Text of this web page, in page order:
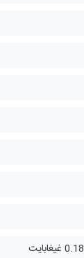
0.18 غيغابايت